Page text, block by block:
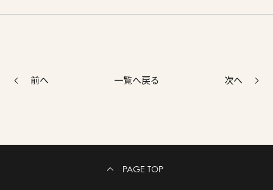
前へ 一覧へ戻る 次へ
PAGE TOP